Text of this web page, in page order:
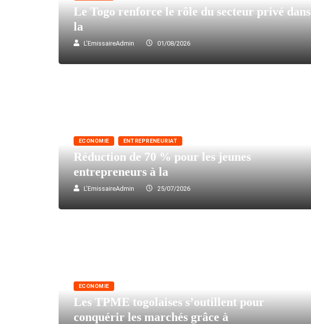
Le Togo renforce le rôle du secteur privé dans
la
L'EmissaireAdmin 01/08/2026
ECONOMIE ENTREPRENEURIAT
Réduction de 70 % pour les jeunes
entrepreneurs à la
L'EmissaireAdmin 25/07/2026
ECONOMIE
Les TPME togolaises s’outillent pour
conquérir les marchés grâce à